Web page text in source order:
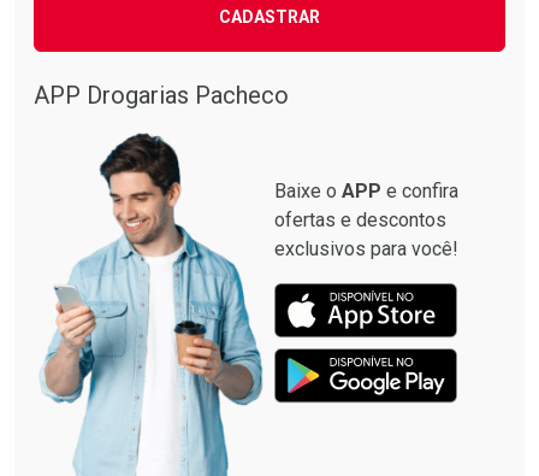
Comprar sem Desconto
Comprar sem Desconto
Comprar sem Desconto
Comprar sem Desconto
CADASTRAR
APP Drogarias Pacheco
Baixe o APP e confira
ofertas e descontos
exclusivos para você!